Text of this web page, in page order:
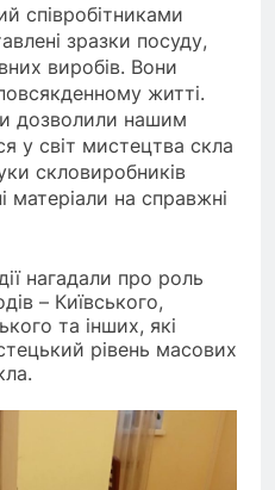
співробітниками
зразки посуду,
виробів. Вони
житті.
дозволили нашим
у світ мистецтва скла
скловиробників
на справжні
нагадали про роль
– Київського,
та інших, які
рівень масових